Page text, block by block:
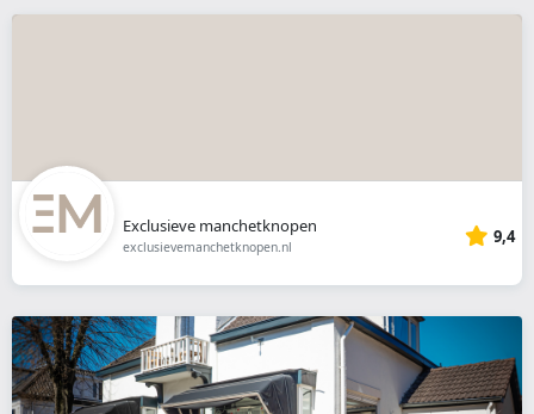
Exclusieve manchetknopen
exclusievemanchetknopen.nl 9,4